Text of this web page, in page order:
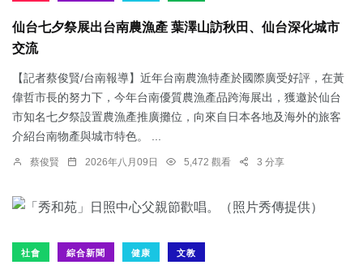
仙台七夕祭展出台南農漁產 葉澤山訪秋田、仙台深化城市
交流
【記者蔡俊賢/台南報導】近年台南農漁特產於國際廣受好評，在黃
偉哲市長的努力下，今年台南優質農漁產品跨海展出，獲邀於仙台
市知名七夕祭設置農漁產推廣攤位，向來自日本各地及海外的旅客
介紹台南物產與城市特色。 ...
蔡俊賢 2026年八月09日 5,472 觀看 3 分享
社會 綜合新聞 健康 文教